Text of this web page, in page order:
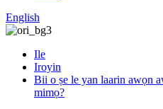
English
Ile
Iroyin
Bii o ṣe le yan laarin awọn
mimọ?